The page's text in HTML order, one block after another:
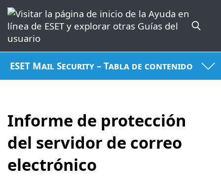
ESET Mail Security – Tabla de contenido
Informe de protección
del servidor de correo
electrónico